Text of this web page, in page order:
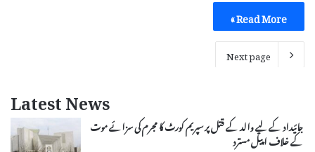
Read More »
Next page
Latest News
جائیداد کے لیے والد کے قتل پر سپریم کورٹ کا مجرم کی سزائے موت
کے خلاف اپیل مسترد